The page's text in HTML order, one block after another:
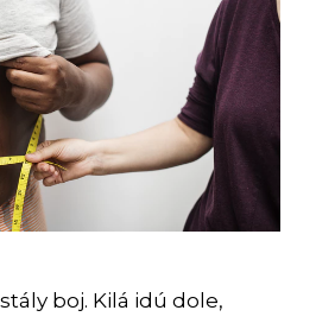
boj. Kilá idú dole,